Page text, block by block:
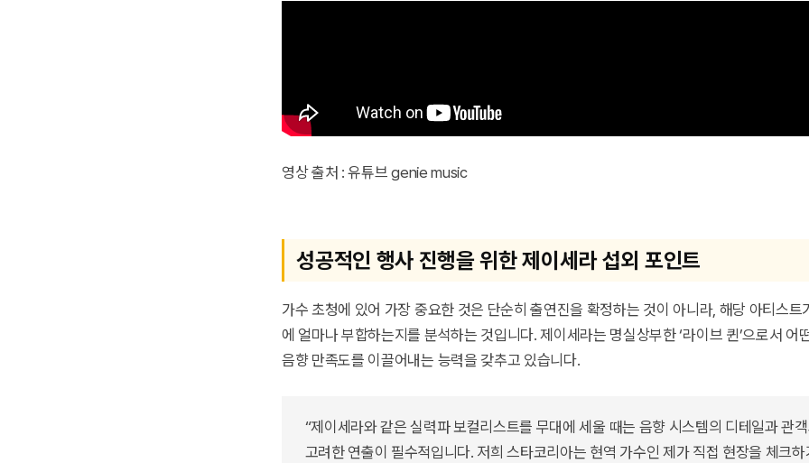
영상 출처 : 유튜브 genie music
성공적인 행사 진행을 위한 제이세라 섭외 포인트
가수 초청에 있어 가장 중요한 것은 단순히 출연진을 확정하는 것이 아니라, 해당 아티스
에 얼마나 부합하는지를 분석하는 것입니다. 제이세라는 명실상부한 ‘라이브 퀸’으로서 어
음향 만족도를 이끌어내는 능력을 갖추고 있습니다.
“제이세라와 같은 실력파 보컬리스트를 무대에 세울 때는 음향 시스템의 디테일과 관
고려한 연출이 필수적입니다. 저희 스타코리아는 현역 가수인 제가 직접 현장을 체크하